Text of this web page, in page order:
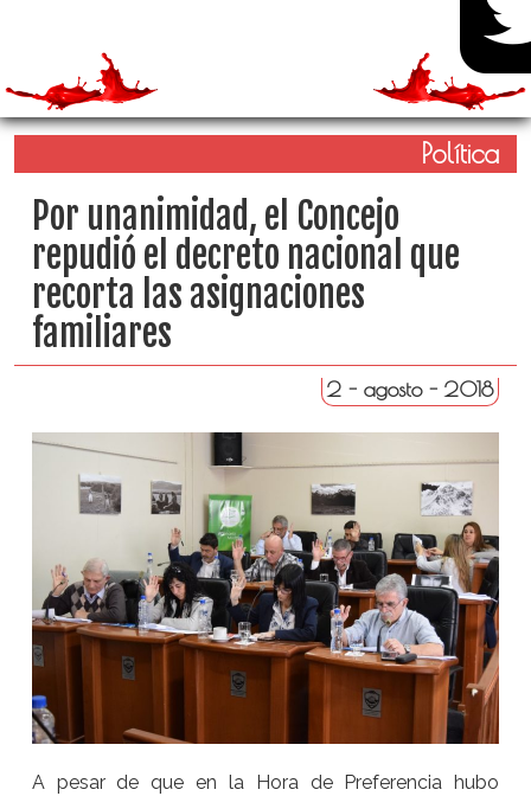
Política
Por unanimidad, el Concejo
repudió el decreto nacional que
recorta las asignaciones
familiares
2 - agosto - 2018
A pesar de que en la Hora de Preferencia hubo